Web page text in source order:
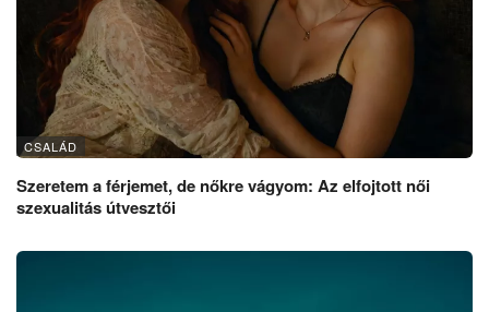
CSALÁD
Szeretem a férjemet, de nőkre vágyom: Az elfojtott női
szexualitás útvesztői